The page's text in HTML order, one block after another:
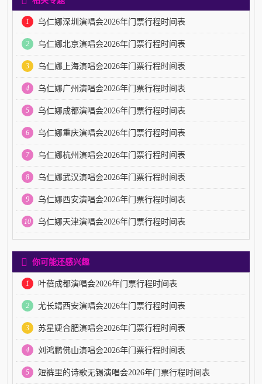
1 乌仁娜深圳演唱会2026年门票行程时间表
2 乌仁娜北京演唱会2026年门票行程时间表
3 乌仁娜上海演唱会2026年门票行程时间表
4 乌仁娜广州演唱会2026年门票行程时间表
5 乌仁娜成都演唱会2026年门票行程时间表
6 乌仁娜重庆演唱会2026年门票行程时间表
7 乌仁娜杭州演唱会2026年门票行程时间表
8 乌仁娜武汉演唱会2026年门票行程时间表
9 乌仁娜西安演唱会2026年门票行程时间表
10 乌仁娜天津演唱会2026年门票行程时间表
你可能还感兴趣
1 叶蓓成都演唱会2026年门票行程时间表
2 尤长靖西安演唱会2026年门票行程时间表
3 苏星婕合肥演唱会2026年门票行程时间表
4 刘鸿鹏佛山演唱会2026年门票行程时间表
5 短裤里的诗歌无锡演唱会2026年门票行程时间表